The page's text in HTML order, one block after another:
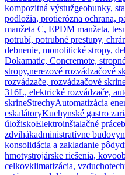
kompozitná výstužgeobunky,
podložia, protierózna ochrana,
manžeta C, EPDM manžeta,
potrubí, potrubné prestupy,
debnenie, monolitické stropy,
Dokamatic, Concremote,
stropy,nerezové rozvádzačové
rozvádzače, rozvádzačové
316L, elektrické rozvádzače,
skrineStrechyAutomatizácia
eskalátoryKuchynské gastro
úložiskoElektroinštalačné práce
zdvihákadministratívne budovy
konsolidácia a zakladanie pôdy
hmotystrojárske riešenia,
celkovklimatizácia,